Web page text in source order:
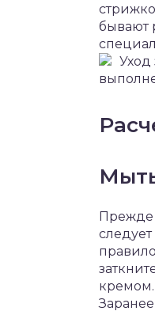
бывают
Уход
Прежде
кремом.